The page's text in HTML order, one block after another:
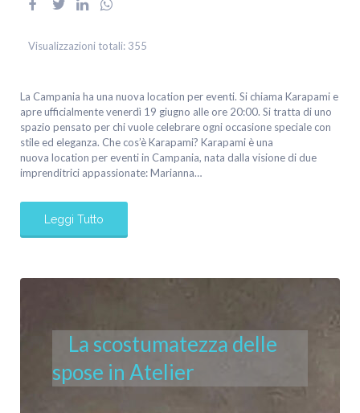
Visualizzazioni totali: 355
La Campania ha una nuova location per eventi. Si chiama Karapami e
apre ufficialmente venerdì 19 giugno alle ore 20:00. Si tratta di uno
spazio pensato per chi vuole celebrare ogni occasione speciale con
stile ed eleganza. Che cos’è Karapami? Karapami è una
nuova location per eventi in Campania, nata dalla visione di due
imprenditrici appassionate: Marianna…
Leggi Tutto
La scostumatezza delle
spose in Atelier